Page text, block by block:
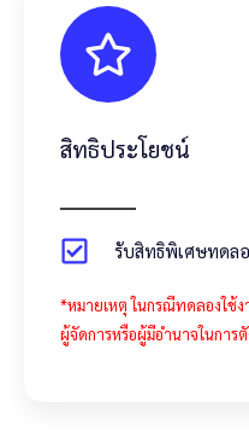
สิทธิประโยชน์
รับสิทธิพิเศษทดล
*หมายเหตุ ในกรณีทดลองใช้
ผู้จัดการหรือผู้มีอำนาจในกา